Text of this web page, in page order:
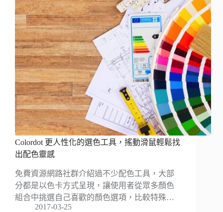
Colordot 更人性化的選色工具，搖動滑鼠輕鬆找
出配色靈感
免費資源網路社群介紹過不少配色工具，大部
分都是以色卡方式呈現，讓使用者從眾多顏色
組合中挑選自己喜歡的顏色選項，比較特殊…
2017-03-25